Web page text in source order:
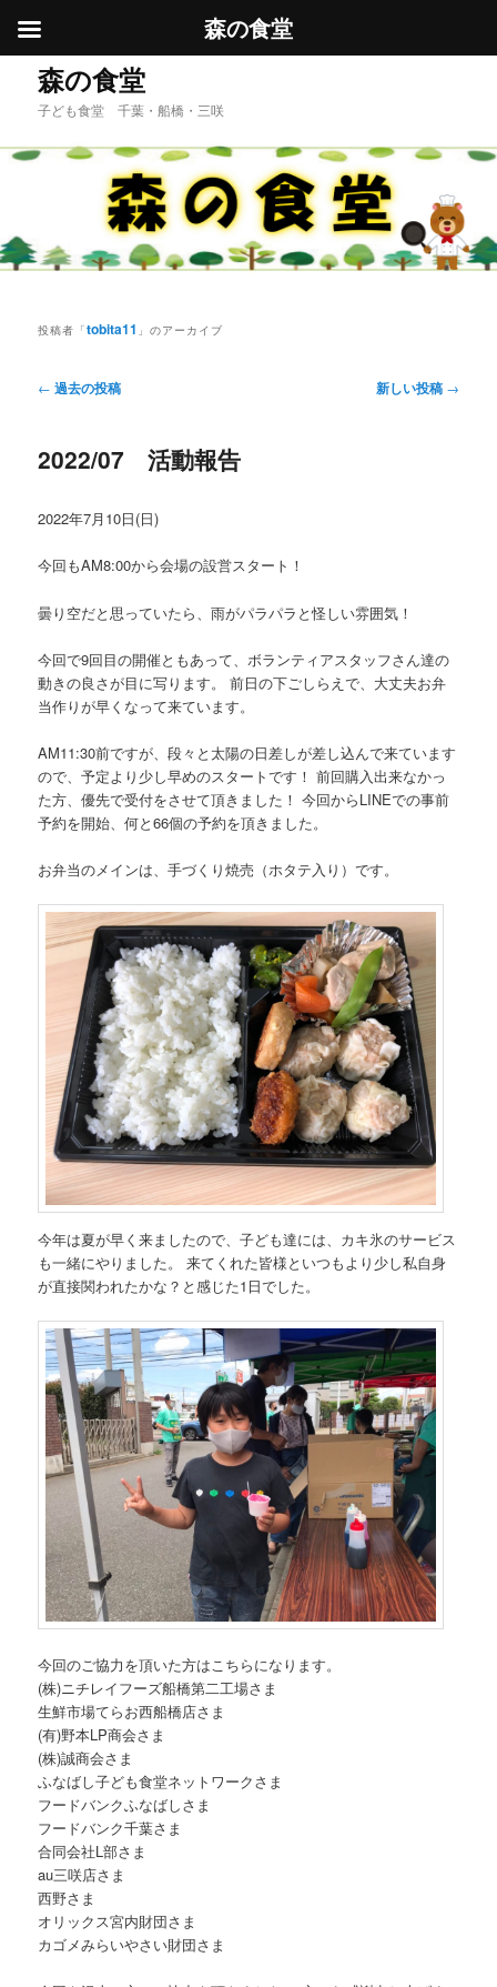
ン
へ
移
テ
移
動
森の食堂
子ども食堂 千葉・船橋・三咲
投稿者「tobita11 」のアーカイブ
投
ビ
シ
ン
← 過去の投稿 新しい投稿 →
2022/07 活動報告
2022年7月10日(日)
今回もAM8:00から会場の設営スタート！
曇り空だと思っていたら、雨がパラパラと怪しい雰囲気！
今回で9回目の開催ともあって、ボランティアスタッフさん達の
動きの良さが目に写ります。 前日の下ごしらえで、大丈夫お弁
当作りが早くなって来ています。
AM11:30前ですが、段々と太陽の日差しが差し込んで来ています
ので、予定より少し早めのスタートです！ 前回購入出来なかっ
た方、優先で受付をさせて頂きました！ 今回からLINEでの事前
予約を開始、何と66個の予約を頂きました。
お弁当のメインは、手づくり焼売（ホタテ入り）です。
今年は夏が早く来ましたので、子ども達には、カキ氷のサービス
も一緒にやりました。 来てくれた皆様といつもより少し私自身
が直接関われたかな？と感じた1日でした。
今回のご協力を頂いた方はこちらになります。
(株)ニチレイフーズ船橋第二工場さま
生鮮市場てらお西船橋店さま
(有)野本LP商会さま
(株)誠商会さま
ふなばし子ども食堂ネットワークさま
フードバンクふなばしさま
フードバンク千葉さま
合同会社L部さま
au三咲店さま
西野さま
オリックス宮内財団さま
カゴメみらいやさい財団さま
森の食堂